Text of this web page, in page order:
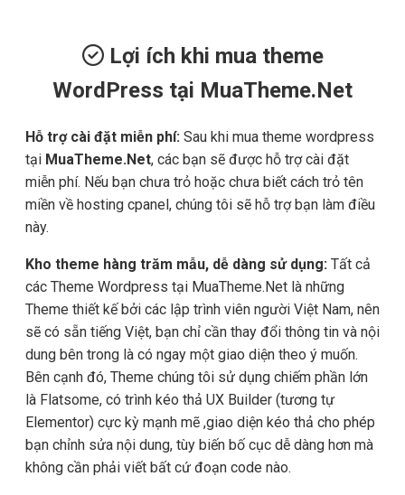
Lợi ích khi mua theme
WordPress tại MuaTheme.Net
Hỗ trợ cài đặt miễn phí: Sau khi mua theme wordpress
tại MuaTheme.Net, các bạn sẽ được hỗ trợ cài đặt
miễn phí. Nếu bạn chưa trỏ hoặc chưa biết cách trỏ tên
miền về hosting cpanel, chúng tôi sẽ hỗ trợ bạn làm điều
này.
Kho theme hàng trăm mẫu, dễ dàng sử dụng: Tất cả
các Theme Wordpress tại MuaTheme.Net là những
Theme thiết kế bởi các lập trình viên người Việt Nam, nên
sẽ có sẵn tiếng Việt, bạn chỉ cần thay đổi thông tin và nội
dung bên trong là có ngay một giao diện theo ý muốn.
Bên cạnh đó, Theme chúng tôi sử dụng chiếm phần lớn
là Flatsome, có trình kéo thả UX Builder (tương tự
Elementor) cực kỳ mạnh mẽ ,giao diện kéo thả cho phép
bạn chỉnh sửa nội dung, tùy biến bố cục dễ dàng hơn mà
không cần phải viết bất cứ đoạn code nào.